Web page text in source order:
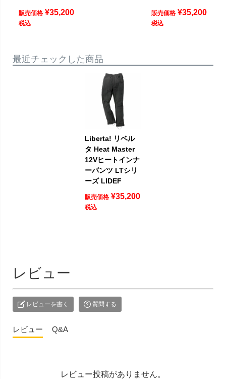
販売価格 ¥35,200
税込
販売価格 ¥35,200
税込
最近チェックした商品
Liberta! リベル
タ Heat Master
12Vヒートインナ
ーパンツ LTシリ
ーズ LIDEF
販売価格 ¥35,200
税込
レビュー
レビューを書く 質問する
レビュー Q&A
レビュー投稿がありません。